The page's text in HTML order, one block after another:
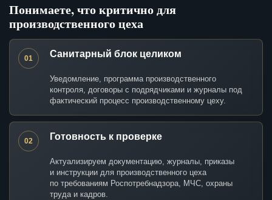
Понимаете, что критично для
производственного цеха
01 Санитарный блок целиком
Уведомление, программа производственного
контроля, договоры с подрядчиками и журналы под
фактический процесс производственному цеху.
02 Готовность к проверке
Актуализируем документацию, журналы, приказы
и инструкции для производственного цеха
по требованиям Роспотребнадзора, МЧС, охраны
труда и кадров.